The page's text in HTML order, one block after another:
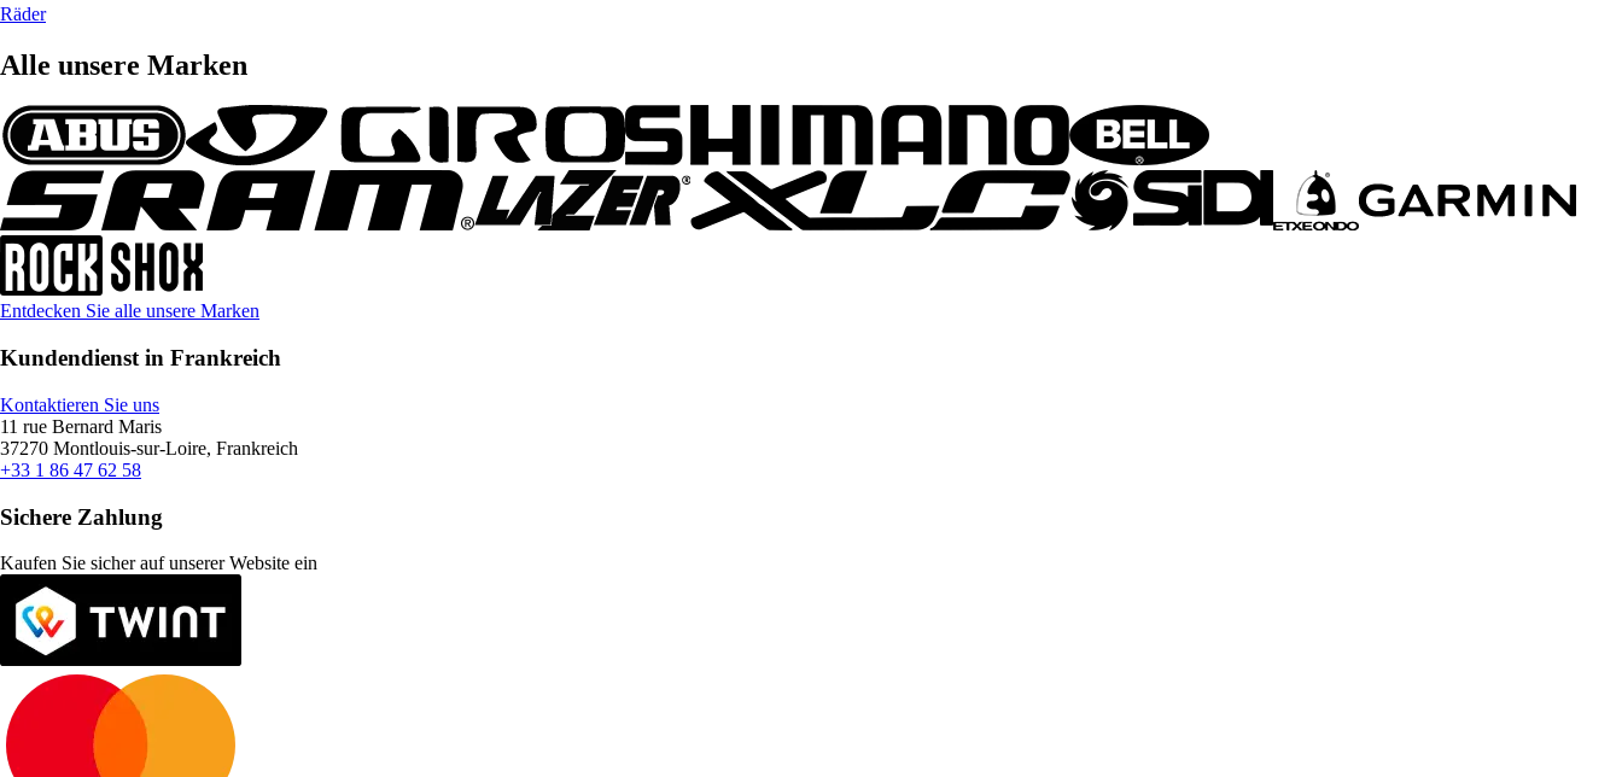
Räder
Alle unsere Marken
Entdecken Sie alle unsere Marken
Kundendienst in Frankreich
Kontaktieren Sie uns
11 rue Bernard Maris
37270 Montlouis-sur-Loire, Frankreich
+33 1 86 47 62 58
Sichere Zahlung
Kaufen Sie sicher auf unserer Website ein